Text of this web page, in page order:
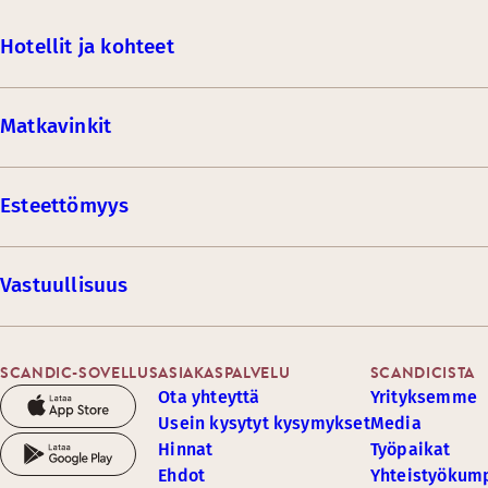
Hotellit ja kohteet
Matkavinkit
Esteettömyys
Vastuullisuus
SCANDIC-SOVELLUSASIAKASPALVELU
Ota yhteyttä
Usein kysytyt kysymykset
Hinnat
Ehdot
SCANDICISTA
Yrityksemme
Media
Työpaikat